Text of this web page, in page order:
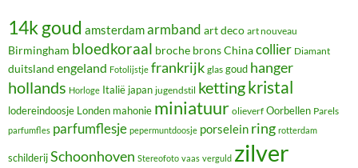
14k goud amsterdamarmband art deco art nouveau
Birmingham bloedkoraal broche bronsChinacollier Diamant
duitsland engeland Fotolijstje frankrijk glas goud hanger
hollands Horloge Italië japan jugendstil ketting kristal
lodereindoosje Londen mahonie miniatuur olieverf Oorbellen Parels
parfumfles parfumflesje pepermuntdoosje porselein ring rotterdam
schilderijSchoonhoven Stereofoto vaas verguld zilver